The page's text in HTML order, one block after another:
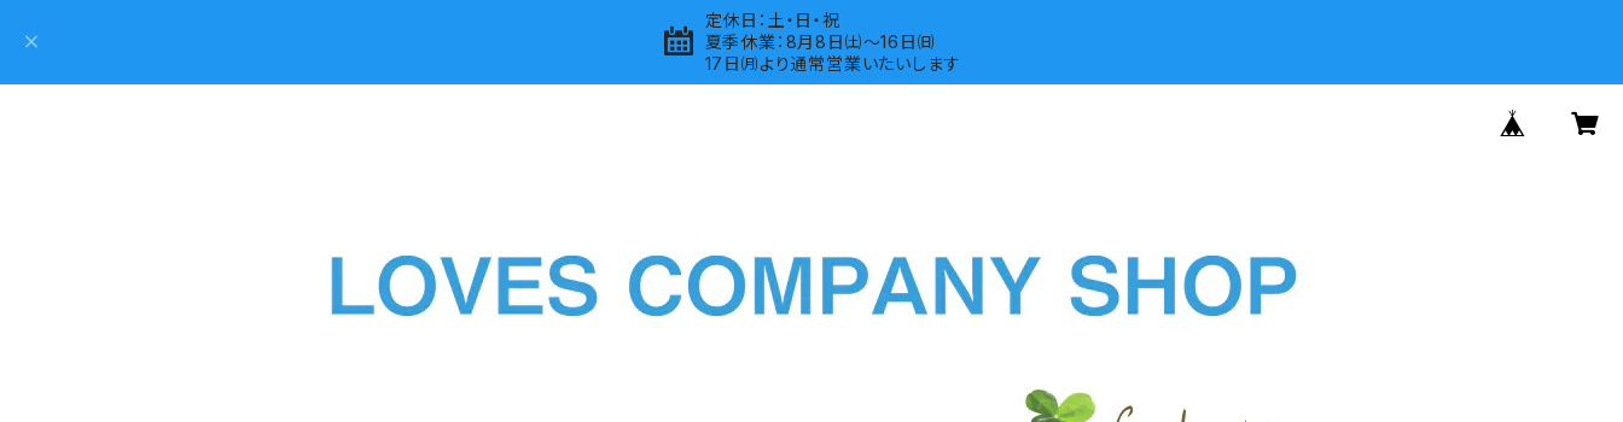
定休日：土・日・祝
夏季休業：8月8日㈯～16日㈰
17日㈪より通常営業いたいします